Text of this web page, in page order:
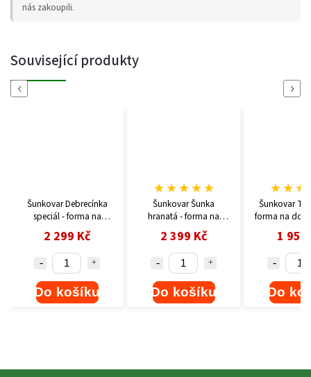
nás zakoupili.
Související produkty
Previous
Šunkovar Šunka
hranatá - forma na
domácí šunku
2 399 Kč
Do košíku
Šunkovar Toustovka -
forma na domácí šunku
★ ★ ★ ★ ★
1 950 Kč
Do košíku
Šunkovar
malá -
domácí
★ ★ ★
1 899
Do
Next